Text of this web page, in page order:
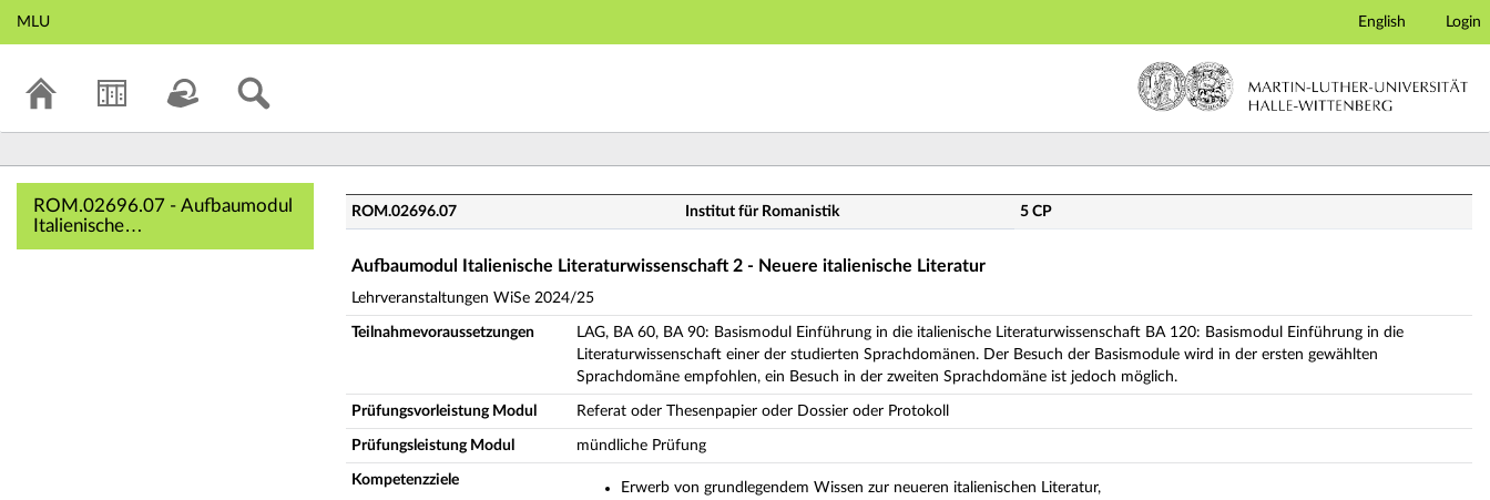
Hauptnavigation
MLU English Login
ROM.02696.07 - Aufbaumodul
Italienische
Literaturwissenschaft 2 -
ROM.02696.07 - Aufbaumodul Italienische Literaturwissenschaft 2 - Neuere italienische Literatur (Veranstaltungsübersicht)
ROM.02696.07 Institut für Romanistik 5 CP
Aufbaumodul Italienische Literaturwissenschaft 2 - Neuere italienische Literatur
Lehrveranstaltungen WiSe 2024/25
Teilnahmevoraussetzungen
LAG, BA 60, BA 90: Basismodul Einführung in die italienische Literaturwissenschaft BA 120: Basismodul Einführung in die
Literaturwissenschaft einer der studierten Sprachdomänen. Der Besuch der Basismodule wird in der ersten gewählten
Sprachdomäne empfohlen, ein Besuch in der zweiten Sprachdomäne ist jedoch möglich.
Prüfungsvorleistung Modul Referat oder Thesenpapier oder Dossier oder Protokoll
Prüfungsleistung Modul mündliche Prüfung
Kompetenzziele
Erwerb von grundlegendem Wissen zur neueren italienischen Literatur,